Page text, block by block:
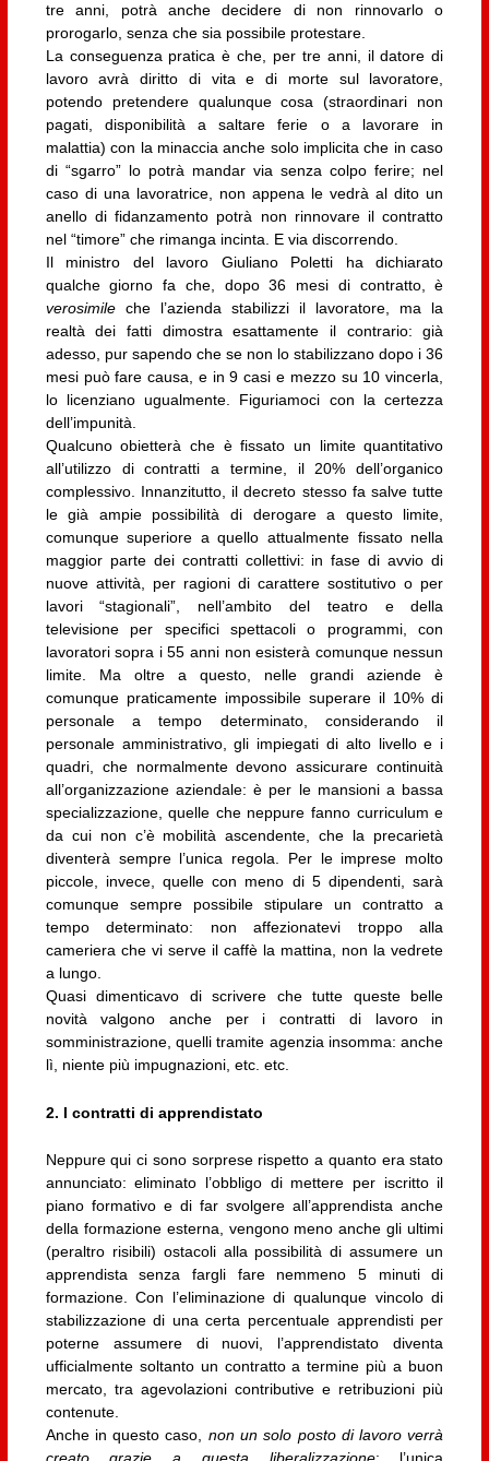
tre anni, potrà anche decidere di non rinnovarlo o
prorogarlo, senza che sia possibile protestare.
La conseguenza pratica è che, per tre anni, il datore di
lavoro avrà diritto di vita e di morte sul lavoratore,
potendo pretendere qualunque cosa (straordinari non
pagati, disponibilità a saltare ferie o a lavorare in
malattia) con la minaccia anche solo implicita che in caso
di “sgarro” lo potrà mandar via senza colpo ferire; nel
caso di una lavoratrice, non appena le vedrà al dito un
anello di fidanzamento potrà non rinnovare il contratto
nel “timore” che rimanga incinta. E via discorrendo.
Il ministro del lavoro Giuliano Poletti ha dichiarato
qualche giorno fa che, dopo 36 mesi di contratto, è
verosimile che l’azienda stabilizzi il lavoratore, ma la
realtà dei fatti dimostra esattamente il contrario: già
adesso, pur sapendo che se non lo stabilizzano dopo i 36
mesi può fare causa, e in 9 casi e mezzo su 10 vincerla,
lo licenziano ugualmente. Figuriamoci con la certezza
dell’impunità.
Qualcuno obietterà che è fissato un limite quantitativo
all’utilizzo di contratti a termine, il 20% dell’organico
complessivo. Innanzitutto, il decreto stesso fa salve tutte
le già ampie possibilità di derogare a questo limite,
comunque superiore a quello attualmente fissato nella
maggior parte dei contratti collettivi: in fase di avvio di
nuove attività, per ragioni di carattere sostitutivo o per
lavori “stagionali”, nell’ambito del teatro e della
televisione per specifici spettacoli o programmi, con
lavoratori sopra i 55 anni non esisterà comunque nessun
limite. Ma oltre a questo, nelle grandi aziende è
comunque praticamente impossibile superare il 10% di
personale a tempo determinato, considerando il
personale amministrativo, gli impiegati di alto livello e i
quadri, che normalmente devono assicurare continuità
all’organizzazione aziendale: è per le mansioni a bassa
specializzazione, quelle che neppure fanno curriculum e
da cui non c’è mobilità ascendente, che la precarietà
diventerà sempre l’unica regola. Per le imprese molto
piccole, invece, quelle con meno di 5 dipendenti, sarà
comunque sempre possibile stipulare un contratto a
tempo determinato: non affezionatevi troppo alla
cameriera che vi serve il caffè la mattina, non la vedrete
a lungo.
Quasi dimenticavo di scrivere che tutte queste belle
novità valgono anche per i contratti di lavoro in
somministrazione, quelli tramite agenzia insomma: anche
lì, niente più impugnazioni, etc. etc.
2. I contratti di apprendistato
Neppure qui ci sono sorprese rispetto a quanto era stato
annunciato: eliminato l’obbligo di mettere per iscritto il
piano formativo e di far svolgere all’apprendista anche
della formazione esterna, vengono meno anche gli ultimi
(peraltro risibili) ostacoli alla possibilità di assumere un
apprendista senza fargli fare nemmeno 5 minuti di
formazione. Con l’eliminazione di qualunque vincolo di
stabilizzazione di una certa percentuale apprendisti per
poterne assumere di nuovi, l’apprendistato diventa
ufficialmente soltanto un contratto a termine più a buon
mercato, tra agevolazioni contributive e retribuzioni più
contenute.
Anche in questo caso, non un solo posto di lavoro verrà